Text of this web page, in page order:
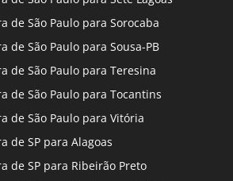
de São Paulo para Sorocaba
de São Paulo para Sousa-PB
de São Paulo para Teresina
de São Paulo para Tocantins
de São Paulo para Vitória
de SP para Alagoas
de SP para Ribeirão Preto